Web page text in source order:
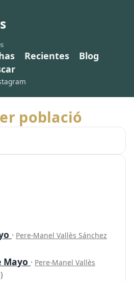
Recientes
Blog
població
· Pere-Manel Vallès Sánchez
Mayo · Pere-Manel Vallès